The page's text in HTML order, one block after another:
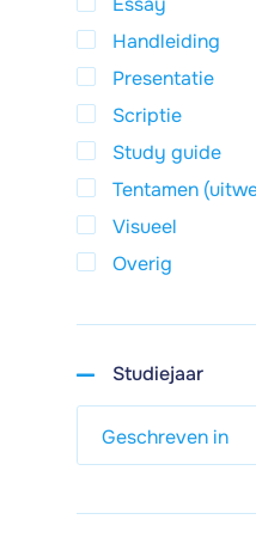
Handleiding
Presentatie
Scriptie
Study guide
Tentamen
Visueel
Overig
Studiejaar